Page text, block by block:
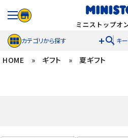
カテゴリから探す search キ
ACCOUNT MENU
HOME » ギフト » 夏ギフト